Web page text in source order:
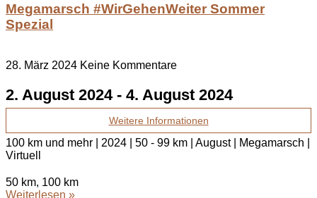
Megamarsch #WirGehenWeiter Sommer
Spezial
28. März 2024 Keine Kommentare
2. August 2024 - 4. August 2024
Weitere Informationen
100 km und mehr | 2024 | 50 - 99 km | August | Megamarsch |
Virtuell
50 km, 100 km
Weiterlesen »